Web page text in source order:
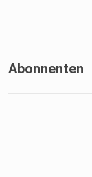
Abonnenten